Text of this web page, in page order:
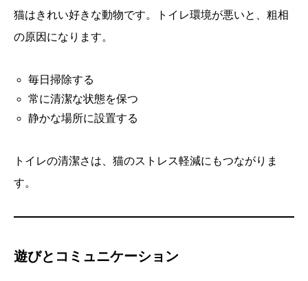
猫はきれい好きな動物です。トイレ環境が悪いと、粗相
の原因になります。
毎日掃除する
常に清潔な状態を保つ
静かな場所に設置する
トイレの清潔さは、猫のストレス軽減にもつながりま
す。
遊びとコミュニケーション